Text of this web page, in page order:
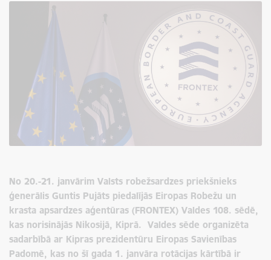
No 20.-21. janvārim Valsts robežsardzes priekšnieks
ģenerālis Guntis Pujāts piedalījās Eiropas Robežu un
krasta apsardzes aģentūras (FRONTEX) Valdes 108. sēdē,
kas norisinājās Nikosijā, Kiprā. Valdes sēde organizēta
sadarbībā ar Kipras prezidentūru Eiropas Savienības
Padomē, kas no šī gada 1. janvāra rotācijas kārtībā ir